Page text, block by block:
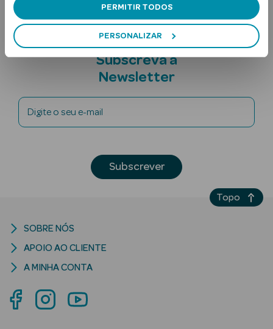
PERMITIR TODOS
PERSONALIZAR
Ver Tudo
Solares
Solares Bebé e
Criança
Subscreva a
Newsletter
Digite o seu e-mail
Subscrever
SOBRE NÓS
APOIO AO CLIENTE
A MINHA CONTA
Topo